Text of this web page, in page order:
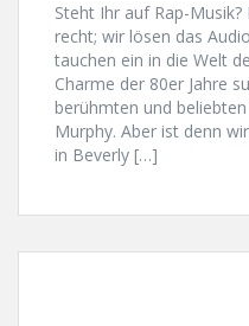
Steht Ihr auf Rap-Musik?
recht; wir lösen das
tauchen ein in die Welt
Charme der 80er Jahre
berühmten und
Murphy. Aber ist denn
in Beverly […]